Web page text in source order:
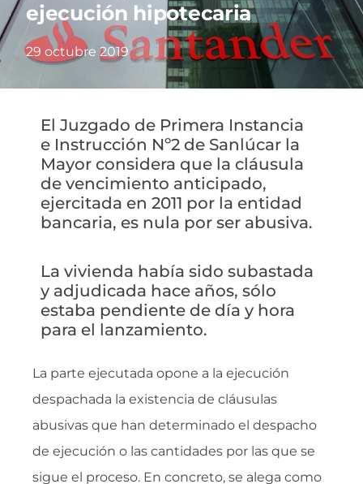
ejecución hipotecaria
29 octubre 2019
El Juzgado de Primera Instancia
e Instrucción Nº2 de Sanlúcar la
Mayor considera que la cláusula
de vencimiento anticipado,
ejercitada en 2011 por la entidad
bancaria, es nula por ser abusiva.
La vivienda había sido subastada
y adjudicada hace años, sólo
estaba pendiente de día y hora
para el lanzamiento.
La parte ejecutada opone a la ejecución
despachada la existencia de cláusulas
abusivas que han determinado el despacho
de ejecución o las cantidades por las que se
sigue el proceso. En concreto, se alega como